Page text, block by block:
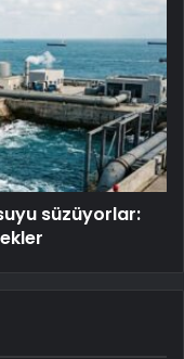
süzüyorlar: